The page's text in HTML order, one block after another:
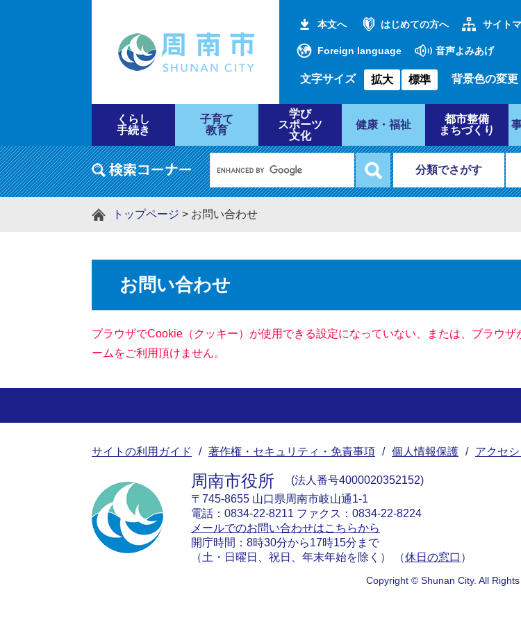
本文へ はじめての方へ サイト
Foreign language 音声よみあげ
文字サイズ 拡大 標準 背景色の変更
くらし
手続き
子育て
教育
学び
スポーツ
文化
健康・福祉
都市整備
まちづくり
分類でさがす
トップページ > お問い合わせ
お問い合わせ
ブラウザでCookie（クッキー）が使用できる設定になっていない、または、ブラウ
ームをご利用頂けません。
サイトの利用ガイド 著作権・セキュリティ・免責事項 個人情報保護 アクセ
周南市役所
法人番号4000020352152
〒745-8655 山口県周南市岐山通1-1
電話：0834-22-8211 ファクス：0834-22-8224
メールでのお問い合わせはこちらから
開庁時間：8時30分から17時15分まで
（土・日曜日、祝日、年末年始を除く） （休日の窓口 ）
Copyright © Shunan City. All Rights